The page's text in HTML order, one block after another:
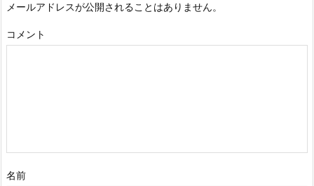
メールアドレスが公開されることはありません。
コメント
名前